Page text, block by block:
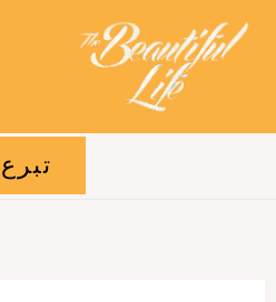
تبرع